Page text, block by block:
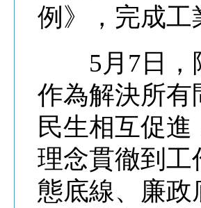
例》，完成工
5月7日，陜
作為解決所有
民生相互促
理念貫徹到工
態底線、廉